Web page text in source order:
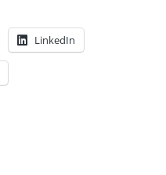
LinkedIn